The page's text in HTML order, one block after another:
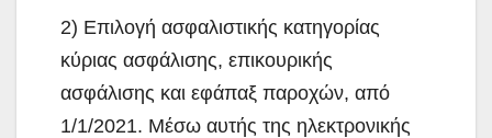
2) Επιλογή ασφαλιστικής κατηγορίας
κύριας ασφάλισης, επικουρικής
ασφάλισης και εφάπαξ παροχών, από
1/1/2021. Μέσω αυτής της ηλεκτρονικής